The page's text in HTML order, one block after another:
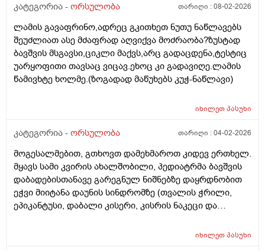
კატეგორია - ორსულობა თარიღი :08-02-2026
ლამის გავაფრინო,ადრეც გკითხეთ ნუთუ ნაწლავებს
შეუძლიათ ასე მძაფრად აღვიქვა მოძრაობა?ზუსტად
ბავშვის მსგავსი,ციკლი მაქვს,არც გადაცდენა,ტესტიც
უარყოფითი თავსაც ვიცავ.ეხოც კი გადავიღე.ლამის
წამივხტე ხოლმე.(ზოგადად მაწუხებს კუჭ-ნაწლავი)
იხილეთპასუხი
კატეგორია - ორსულობა თარიღი :04-02-2026
მოგესალმებით, გთხოვთ დამეხმაროთ კიდევ ერთხელ.
მყავს სამი კვირის ახალშობილი, პედიატრმა ბავშვის
დაბადებისთანავე გარეგნულ ნიშნებზე დაყრდნობით
ეჭვი მიიტანა დაუნის სინდრომზე (თვალის ჭრილი,
ეპიკანტუსი, დაბალი კისერი, კისრის ნაკეცი და
აღმოაჩნდა გულის მანკი, ასევე სმენის პრობლემა და
იხილეთპასუხი